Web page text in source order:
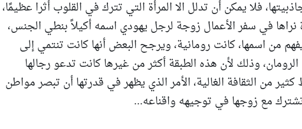
فلا يمكن أن تدلل الا المرأة التي تترك في القلوب أثرا عظيمًا،
في سفر الأعمال زوجة لرجل يهودي اسمه أكيلاً بنطي الجنس،
من اسمها، كانت رومانية، ويرجح البعض أنها كانت تنتمي إلى
وذلك لأن هذه الطبقة أكثر من غيرها كانت تدعو رجالها
من الثقافة الغالية، الأمر الذي يظهر في قدرتها أن تبصر مواطن
مع زوجها في توجيهه واقناعه...